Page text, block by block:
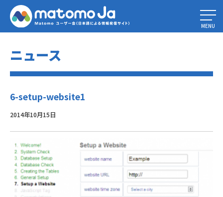
Home» Matomo(Piwik)のインストール
MENU
ニュース
6-setup-website1
2014年10月15日